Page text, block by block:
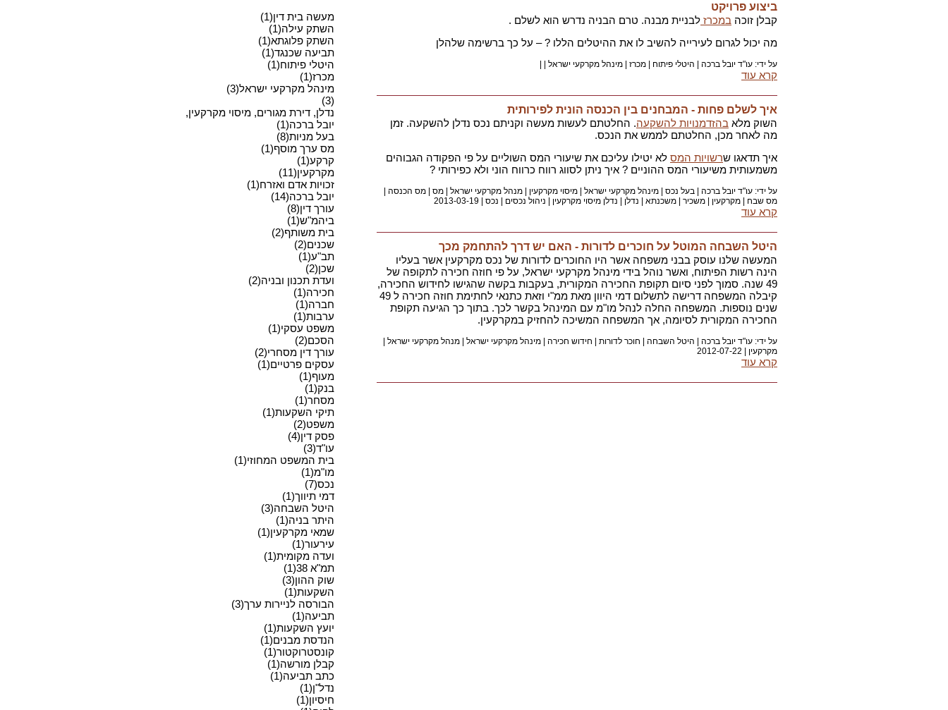
ביצוע פרויקט
קבלן זוכה במכרז לבניית מבנה. טרם הבניה נדרש הוא לשלם .
מה יכול לגרום לעירייה להשיב לו את ההיטלים הללו ? – על כך ברשימה שלהלן
על ידי: עו"ד יובל ברכה | היטלי פיתוח מכרז מינהל מקרקעי ישראל
קרא עוד
איך לשלם פחות - המבחנים בין הכנסה הונית לפירותית
השוק מלא בהזדמנויות להשקעה. החלטתם לעשות מעשה וקניתם נכס נדלן להשקעה. זמן
מה לאחר מכן, החלטתם לממש את הנכס.
איך תדאגו שרשויות המס לא יטילו עליכם את שיעורי המס השוליים על פי הפקודה הגבוהים
משמעותית משיעורי המס ההוניים ? איך ניתן לסווג רווח כרווח הוני ולא כפירותי ?
על ידי: עו"ד יובל ברכה | בעל נכס מינהל מקרקעי ישראל מיסוי מקרקעין מנהל מקרקעי ישראל מס מס הכנסה
מס שבח
מקרקעין משכיר משכנתא נדלן נדלן מיסוי מקרקעין ניהול נכסים נכס 2013-03-19
קרא עוד
היטל השבחה המוטל על חוכרים לדורות - האם יש דרך להתחמק מכך
המעשה שלנו עוסק בבני משפחה אשר היו החוכרים לדורות של נכס מקרקעין אשר בעליו
הינה רשות הפיתוח, ואשר נוהל בידי מינהל מקרקעי ישראל, על פי חוזה חכירה לתקופה של
49 שנה. סמוך לפני סיום תקופת החכירה המקורית, בעקבות בקשה שהגישו לחידוש החכירה,
קיבלה המשפחה דרישה לתשלום דמי היוון מאת ממ"י וזאת כתנאי לחתימת חוזה חכירה ל 49
שנים נוספות. המשפחה החלה לנהל מו"מ עם המינהל בקשר לכך. בתוך כך הגיעה תקופת
החכירה המקורית לסיומה, אך המשפחה המשיכה להחזיק במקרקעין.
על ידי: עו"ד יובל ברכה | היטל השבחה חוכר לדורות חידוש חכירה מינהל מקרקעי ישראל מנהל מקרקעי ישראל
מקרקעין
2012-07-22
קרא עוד
מעשה בית דין(1)
השתק עילה(1)
השתק פלוגתא(1)
תביעה שכנגד(1)
היטלי פיתוח(1)
מכרז(1)
מינהל מקרקעי ישראל(3)
(3)
נדלן, דירת מגורים, מיסוי מקרקעין,
יובל ברכה(1)
בעל מניות(8)
מס ערך מוסף(1)
קרקע(1)
מקרקעין(11)
זכויות אדם ואזרח(1)
יובל ברכה(14)
עורך דין(8)
ביהמ"ש(1)
בית משותף(2)
שכנים(2)
תב"ע(1)
שכן(2)
ועדת תכנון ובניה(2)
חכירה(1)
חברה(1)
ערבות(1)
משפט עסקי(1)
הסכם(2)
עורך דין מסחרי(2)
עסקים פרטיים(1)
מעוף(1)
בנק(1)
מסחר(1)
תיקי השקעות(1)
משפט(2)
פסק דין(4)
עו"ד(3)
בית המשפט המחוזי(1)
מו"מ(1)
נכס(7)
דמי תיווך(1)
היטל השבחה(3)
היתר בניה(1)
שמאי מקרקעין(1)
עירעור(1)
ועדה מקומית(1)
תמ"א 38(1)
שוק ההון(3)
השקעות(1)
הבורסה לניירות ערך(3)
תביעה(1)
יועץ השקעות(1)
הנדסת מבנים(1)
קונסטרוקטור(1)
קבלן מורשה(1)
כתב תביעה(1)
נדל"ן(1)
חיסיון(1)